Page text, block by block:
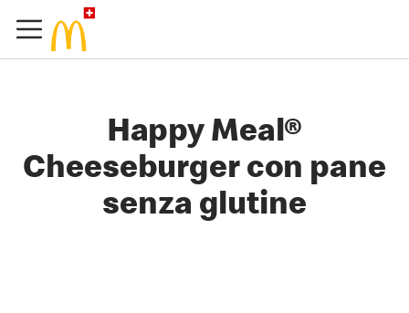
Happy Meal®
Cheeseburger con pane
senza glutine